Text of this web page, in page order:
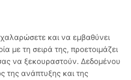
και να εμβαθύνει
με τη σειρά της, προετοιμάζει
να ξεκουραστούν. Δεδομένου
της ανάπτυξης και της